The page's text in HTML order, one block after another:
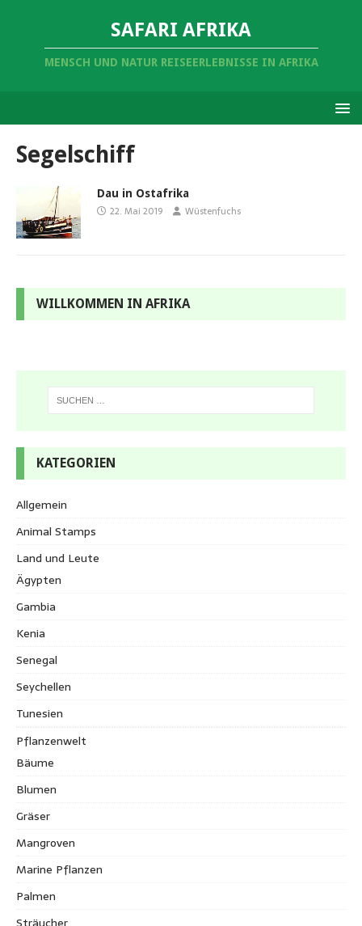
SAFARI AFRIKA
MENSCH UND NATUR REISEERLEBNISSE IN AFRIKA
Segelschiff
Dau in Ostafrika
22. Mai 2019 Wüstenfuchs
WILLKOMMEN IN AFRIKA
KATEGORIEN
Allgemein
Animal Stamps
Land und Leute
Ägypten
Gambia
Kenia
Senegal
Seychellen
Tunesien
Pflanzenwelt
Bäume
Blumen
Gräser
Mangroven
Marine Pflanzen
Palmen